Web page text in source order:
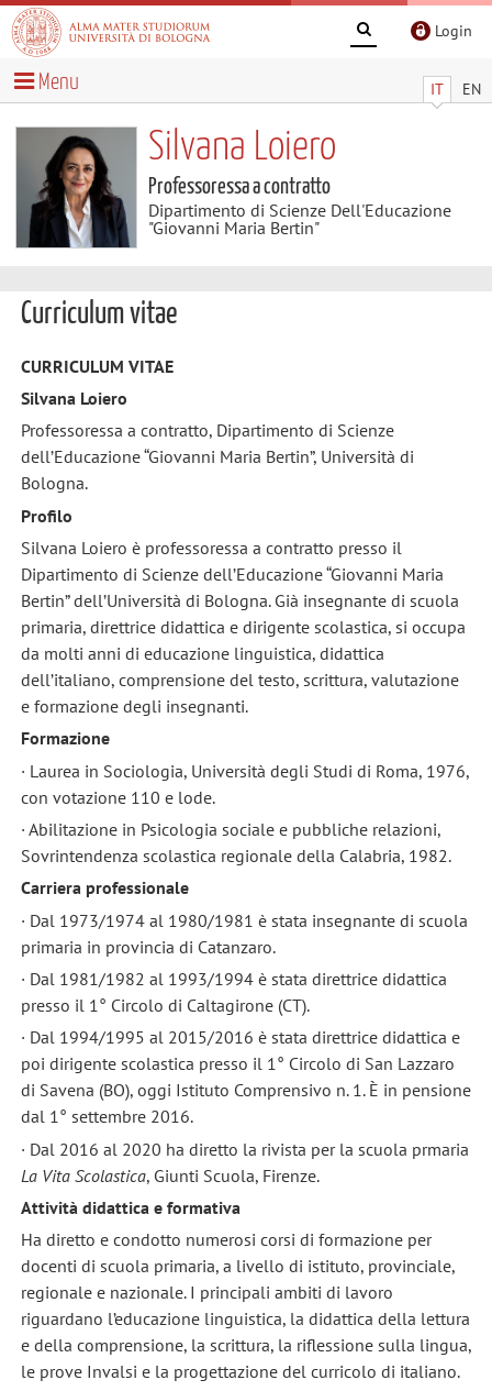
Login
IT EN
Menu
Silvana Loiero
Professoressa a contratto
Dipartimento di Scienze Dell'Educazione
"Giovanni Maria Bertin"
Curriculum vitae
CURRICULUM VITAE
Silvana Loiero
Professoressa a contratto, Dipartimento di Scienze
dell’Educazione “Giovanni Maria Bertin”, Università di
Bologna.
Profilo
Silvana Loiero è professoressa a contratto presso il
Dipartimento di Scienze dell’Educazione “Giovanni Maria
Bertin” dell’Università di Bologna. Già insegnante di scuola
primaria, direttrice didattica e dirigente scolastica, si occupa
da molti anni di educazione linguistica, didattica
dell’italiano, comprensione del testo, scrittura, valutazione
e formazione degli insegnanti.
Formazione
· Laurea in Sociologia, Università degli Studi di Roma, 1976,
con votazione 110 e lode.
· Abilitazione in Psicologia sociale e pubbliche relazioni,
Sovrintendenza scolastica regionale della Calabria, 1982.
Carriera professionale
· Dal 1973/1974 al 1980/1981 è stata insegnante di scuola
primaria in provincia di Catanzaro.
· Dal 1981/1982 al 1993/1994 è stata direttrice didattica
presso il 1° Circolo di Caltagirone (CT).
· Dal 1994/1995 al 2015/2016 è stata direttrice didattica e
poi dirigente scolastica presso il 1° Circolo di San Lazzaro
di Savena (BO), oggi Istituto Comprensivo n. 1. È in pensione
dal 1° settembre 2016.
· Dal 2016 al 2020 ha diretto la rivista per la scuola prmaria
La Vita Scolastica, Giunti Scuola, Firenze.
Attività didattica e formativa
Ha diretto e condotto numerosi corsi di formazione per
docenti di scuola primaria, a livello di istituto, provinciale,
regionale e nazionale. I principali ambiti di lavoro
riguardano l’educazione linguistica, la didattica della lettura
e della comprensione, la scrittura, la riflessione sulla lingua,
le prove Invalsi e la progettazione del curricolo di italiano.